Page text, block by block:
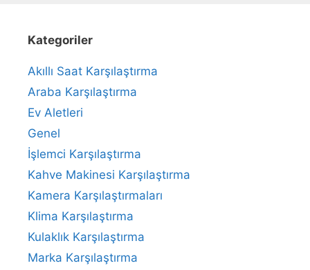
Kategoriler
Akıllı Saat Karşılaştırma
Araba Karşılaştırma
Ev Aletleri
Genel
İşlemci Karşılaştırma
Kahve Makinesi Karşılaştırma
Kamera Karşılaştırmaları
Klima Karşılaştırma
Kulaklık Karşılaştırma
Marka Karşılaştırma